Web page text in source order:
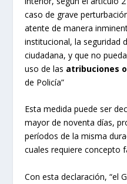
caso de grave
atente de manera
institucional, la seguridad
ciudadana, y que no
uso de las atribuciones
de Policía”
Esta medida puede ser
mayor de noventa días,
períodos de la misma
cuales requiere concepto
Con esta declaración, “el